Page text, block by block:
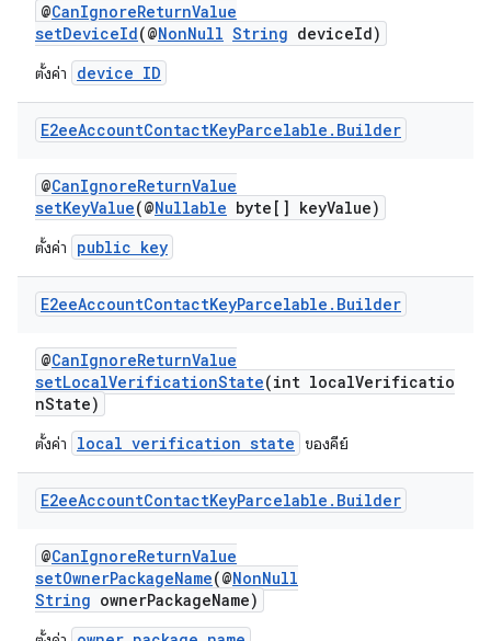
@CanIgnoreReturnValue
setDeviceId(@NonNull String deviceId)
ตั้งค่า device ID
E2eeAccountContactKeyParcelable . Builder
@CanIgnoreReturnValue
setKeyValue(@Nullable byte[] keyValue)
ตั้งค่า public key
E2eeAccountContactKeyParcelable . Builder
@CanIgnoreReturnValue
setLocalVerificationState(int localVerificatio
nState)
ตั้งค่า local verification state ของคีย์
E2eeAccountContactKeyParcelable . Builder
@CanIgnoreReturnValue
setOwnerPackageName(@NonNull
String ownerPackageName)